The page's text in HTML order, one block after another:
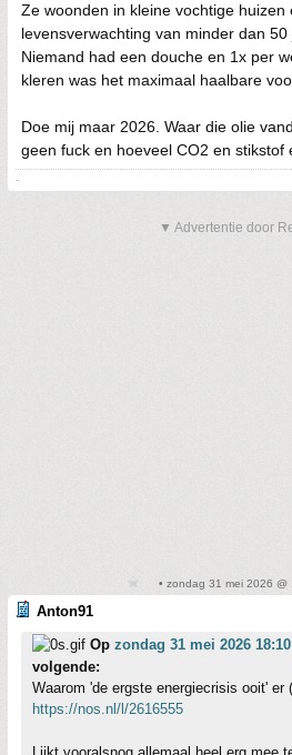
Ze woonden in kleine vochtige huizen
levensverwachting van minder dan 50
Niemand had een douche en 1x per
kleren was het maximaal haalbare
Doe mij maar 2026. Waar die olie
geen fuck en hoeveel CO2 en stikstof
-
▼ Advertentie door
• zondag 31 mei 2026 @
Anton91
Op zondag 31 mei 2026 18:10
volgende:
Waarom 'de ergste energiecrisis ooit' er
https://nos.nl/l/2616555